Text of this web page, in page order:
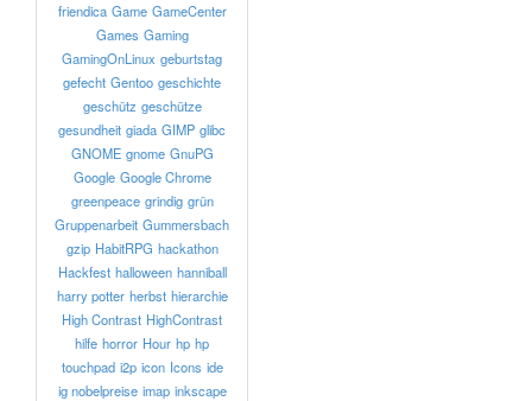
friendica Game GameCenter
Games Gaming
GamingOnLinux geburtstag
gefecht Gentoo geschichte
geschütz geschütze
gesundheit giada GIMP glibc
GNOME gnome GnuPG
Google Google Chrome
greenpeace grindig grün
Gruppenarbeit Gummersbach
gzip HabitRPG hackathon
Hackfest halloween hanniball
harry potter herbst hierarchie
High Contrast HighContrast
hilfe horror Hour hp hp
touchpad i2p icon Icons ide
ig nobelpreise imap inkscape